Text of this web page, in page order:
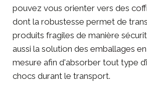
pouvez vous orienter vers des
dont la robustesse permet de
produits fragiles de manière
aussi la solution des emballages
mesure afin d'absorber tout type
chocs durant le transport.